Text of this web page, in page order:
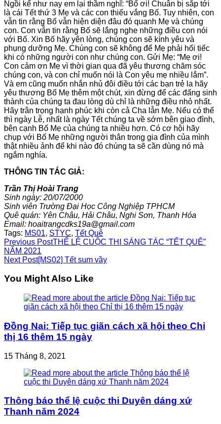
Ngồi kể như nay em lại thầm nghĩ: “Bố ơi! Chuân bị sắp tới
là cái Tết thứ 3 Mẹ và các con thiếu vắng Bố. Tuy nhiên, con
vẫn tin rằng Bố vẫn hiện diện đâu đó quanh Mẹ và chúng
con. Con vẫn tin rằng Bố sẽ lắng nghe những điều con nói
với Bố. Xin Bố hãy yên lòng, chúng con sẽ kính yêu và
phụng dưỡng Mẹ. Chúng con sẽ không để Mẹ phải hối tiếc
khi có những người con như chúng con. Gửi Mẹ: “Mẹ ơi!
Con cảm ơn Mẹ vì thời gian qua đã yêu thương chăm sóc
chúng con, và con chỉ muốn nói là Con yêu mẹ nhiều lắm”.
Và em cũng muốn nhắn nhủ đôi điều tới các bạn trẻ la hãy
yêu thương Bố Mẹ thêm một chút, xin đừng để các đấng sinh
thành của chúng ta đau lòng dù chỉ là những điều nhỏ nhất.
Hãy trân trọng hạnh phúc khi còn cả Cha lẫn Mẹ. Nếu có thể
thì ngày Lễ, nhất là ngày Tết chúng ta về sớm bên giao đình,
bên cạnh Bố Mẹ của chúng ta nhiều hơn. Có cơ hội hãy
chụp với Bố Mẹ những người thân trong gia đình của mình
thật nhiều ảnh để khi nào đó chúng ta sẽ cần dùng nó mà
ngắm nghía.
THÔNG TIN TÁC GIẢ:
Trần Thị Hoài Trang
Sinh ngày: 20/07/2000
Sinh viên Trường Đại Học Công Nghiệp TPHCM
Quê quán: Yên Châu, Hải Châu, Nghi Sơn, Thanh Hóa
Email: hoaitrangcdks19a@gmail.com
Tags: MS01, STYC, Tết Quê
Read
more
articles
Previous PostTHỂ LỆ CUỘC THI SÁNG TÁC “TẾT QUÊ”
NĂM 2021
Next Post[MS02] Tết sum vầy
You Might Also Like
Đồng Nai: Tiếp tục giãn cách xã hội theo Chỉ
thị 16 thêm 15 ngày
15 Tháng 8, 2021
Thông báo thể lệ cuộc thi Duyên dáng xứ
Thanh năm 2024